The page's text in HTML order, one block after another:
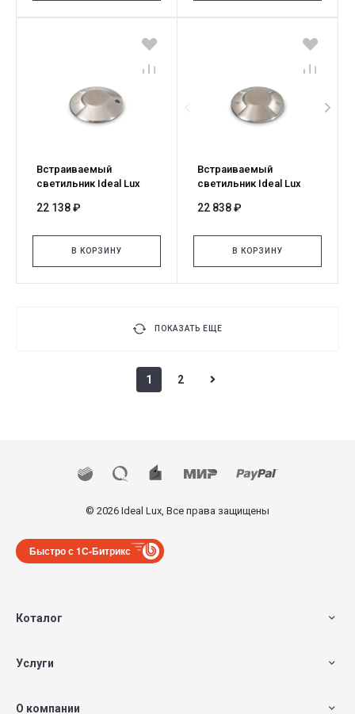
Встраиваемый
светильник Ideal Lux
247144
22 138 ₽
В КОРЗИНУ
Встраиваемый
светильник Ideal Lux
122021
22 838 ₽
В КОРЗИНУ
ПОКАЗАТЬ ЕЩЕ
1 2
© 2026 Ideal Lux, Все права защищены
Быстро с 1С-Битрикс
Коталог
Услуги
О компании